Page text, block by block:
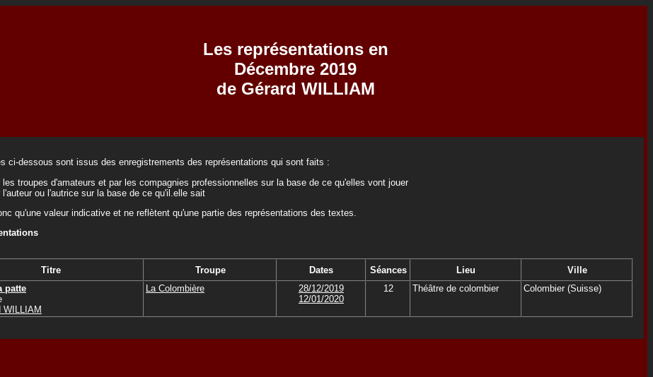
Les représentations en
Décembre 2019
de Gérard WILLIAM
ci-dessous sont issus des enregistrements des représentations qui sont faits :
les troupes d'amateurs et par les compagnies professionnelles sur la base de ce qu'elles vont jouer
l'auteur ou l'autrice sur la base de ce qu'il.elle sait
qu'une valeur indicative et ne reflètent qu'une partie des représentations des textes.
Titre Troupe Dates Séances Lieu
Ville
patte
WILLIAM
La Colombière
28/12/2019
12/01/2020
12 Théâtre de colombier Colombier (Suisse)